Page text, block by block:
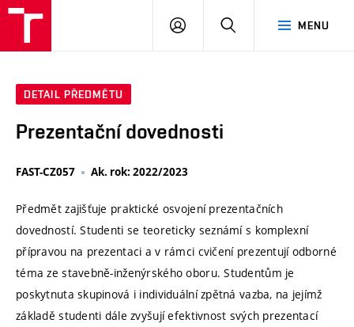
MENU
PŘIHLÁSIT
DETAIL PŘEDMĚTU
Prezentační dovednosti
FAST-CZ057 Ak. rok: 2022/2023
Předmět zajišťuje praktické osvojení prezentačních
dovedností. Studenti se teoreticky seznámí s komplexní
přípravou na prezentaci a v rámci cvičení prezentují odborné
téma ze stavebně-inženýrského oboru. Studentům je
poskytnuta skupinová i individuální zpětná vazba, na jejímž
základě studenti dále zvyšují efektivnost svých prezentací